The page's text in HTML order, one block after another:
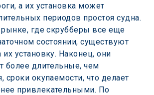
а их установка может
периодов простоя судна.
рынке, где скрубберы все еще
состоянии, существуют
их установку. Наконец, они
более длительные, чем
сроки окупаемости, что делает
привлекательными. По